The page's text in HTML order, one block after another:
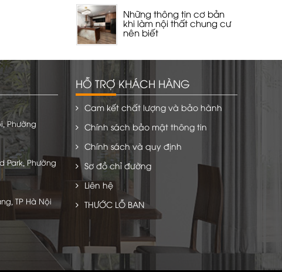
Những thông tin cơ bản
khi làm nội thất chung cư
nên biết
Phường
Park, Phường
TP Hà Nội
HỖ TRỢ KHÁCH HÀNG
Cam kết chất lượng và bảo hành
Chính sách bảo mật thông tin
Chính sách và quy định
Sơ đồ chỉ đường
Liên hệ
THƯỚC LỖ BAN